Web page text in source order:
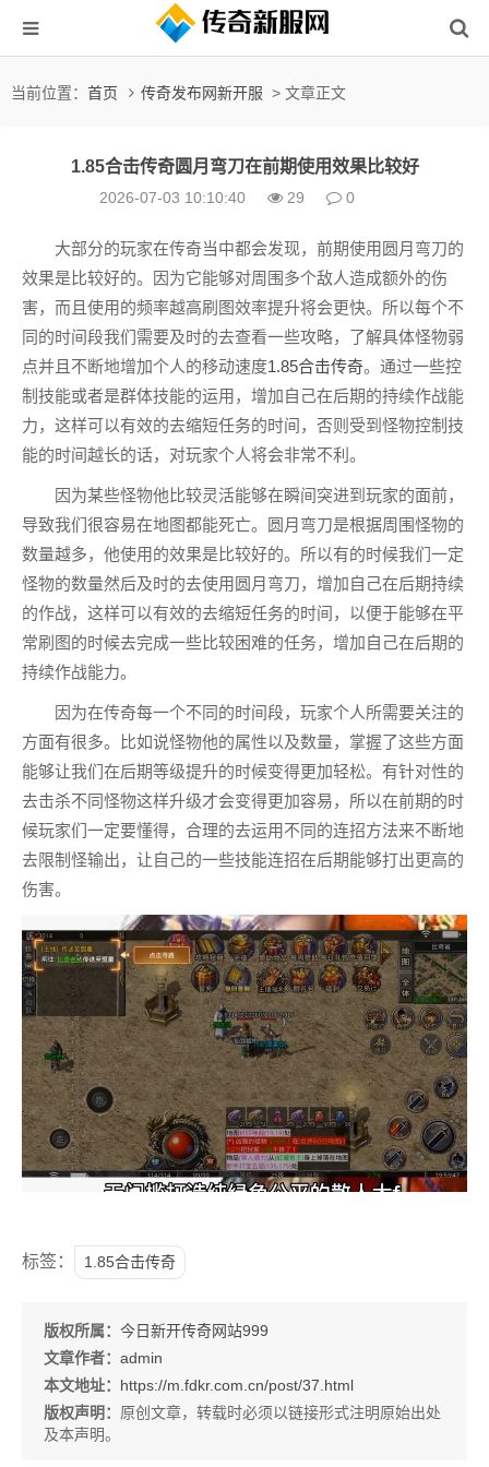
当前位置： 首页 传奇发布网新开服 > 文章正文
1.85合击传奇圆月弯刀在前期使用效果比较好
2026-07-03 10:10:40 29 0
大部分的玩家在传奇当中都会发现，前期使用圆月弯刀的
效果是比较好的。因为它能够对周围多个敌人造成额外的伤
害，而且使用的频率越高刷图效率提升将会更快。所以每个不
同的时间段我们需要及时的去查看一些攻略，了解具体怪物弱
点并且不断地增加个人的移动速度1.85合击传奇。通过一些控
制技能或者是群体技能的运用，增加自己在后期的持续作战能
力，这样可以有效的去缩短任务的时间，否则受到怪物控制技
能的时间越长的话，对玩家个人将会非常不利。
因为某些怪物他比较灵活能够在瞬间突进到玩家的面前，
导致我们很容易在地图都能死亡。圆月弯刀是根据周围怪物的
数量越多，他使用的效果是比较好的。所以有的时候我们一定
怪物的数量然后及时的去使用圆月弯刀，增加自己在后期持续
的作战，这样可以有效的去缩短任务的时间，以便于能够在平
常刷图的时候去完成一些比较困难的任务，增加自己在后期的
持续作战能力。
因为在传奇每一个不同的时间段，玩家个人所需要关注的
方面有很多。比如说怪物他的属性以及数量，掌握了这些方面
能够让我们在后期等级提升的时候变得更加轻松。有针对性的
去击杀不同怪物这样升级才会变得更加容易，所以在前期的时
候玩家们一定要懂得，合理的去运用不同的连招方法来不断地
去限制怪输出，让自己的一些技能连招在后期能够打出更高的
伤害。
标签： 1.85合击传奇
版权所属： 今日新开传奇网站999
文章作者： admin
本文地址： https://m.fdkr.com.cn/post/37.html
版权声明： 原创文章，转载时必须以链接形式注明原始出处
及本声明。